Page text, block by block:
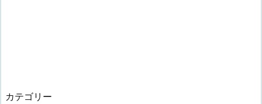
カテゴリー